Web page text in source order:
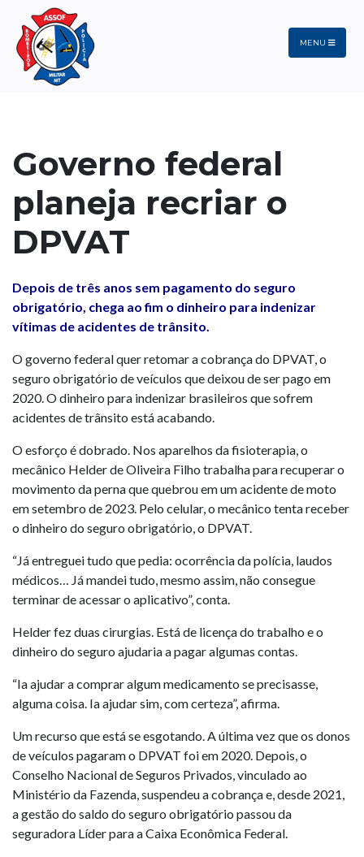
MENU
Governo federal
planeja recriar o
DPVAT
Depois de três anos sem pagamento do seguro
obrigatório, chega ao fim o dinheiro para indenizar
vítimas de acidentes de trânsito.
O governo federal quer retomar a cobrança do DPVAT, o
seguro obrigatório de veículos que deixou de ser pago em
2020. O dinheiro para indenizar brasileiros que sofrem
acidentes de trânsito está acabando.
O esforço é dobrado. Nos aparelhos da fisioterapia, o
mecânico Helder de Oliveira Filho trabalha para recuperar o
movimento da perna que quebrou em um acidente de moto
em setembro de 2023. Pelo celular, o mecânico tenta receber
o dinheiro do seguro obrigatório, o DPVAT.
“Já entreguei tudo que pedia: ocorrência da polícia, laudos
médicos… Já mandei tudo, mesmo assim, não consegue
terminar de acessar o aplicativo”, conta.
Helder fez duas cirurgias. Está de licença do trabalho e o
dinheiro do seguro ajudaria a pagar algumas contas.
“Ia ajudar a comprar algum medicamento se precisasse,
alguma coisa. Ia ajudar sim, com certeza”, afirma.
Um recurso que está se esgotando. A última vez que os donos
de veículos pagaram o DPVAT foi em 2020. Depois, o
Conselho Nacional de Seguros Privados, vinculado ao
Ministério da Fazenda, suspendeu a cobrança e, desde 2021,
a gestão do saldo do seguro obrigatório passou da
seguradora Líder para a Caixa Econômica Federal.